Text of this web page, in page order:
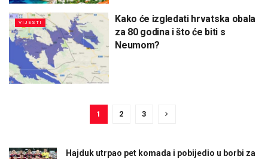
VIJESTI
Kako će izgledati hrvatska obala
za 80 godina i što će biti s
Neumom?
1 2 3
Hajduk utrpao pet komada i pobijedio u borbi za